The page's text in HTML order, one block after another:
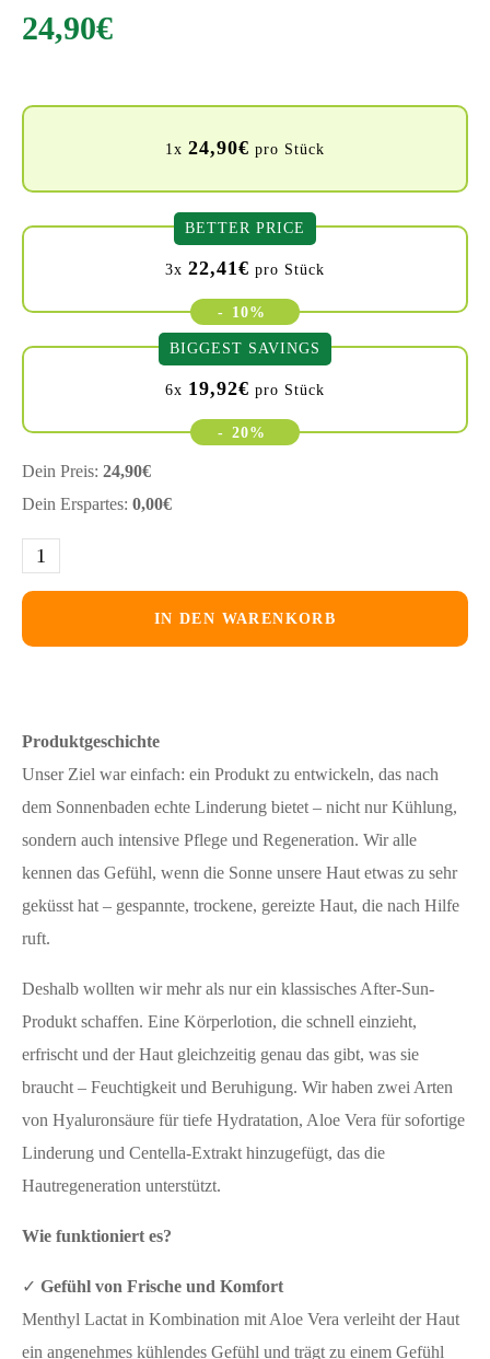
24,90€
1x 24,90€ pro Stück
3x 22,41 € pro Stück
- 10%
BETTER PRICE
6x 19,92€ pro Stück
- 20%
BIGGEST SAVINGS
Dein Preis: 24,90€
Dein Erspartes: 0,00€
IN DEN WARENKORB
Produktgeschichte
Unser Ziel war einfach: ein Produkt zu entwickeln, das nach
dem Sonnenbaden echte Linderung bietet – nicht nur Kühlung,
sondern auch intensive Pflege und Regeneration. Wir alle
kennen das Gefühl, wenn die Sonne unsere Haut etwas zu sehr
geküsst hat – gespannte, trockene, gereizte Haut, die nach Hilfe
ruft.
Deshalb wollten wir mehr als nur ein klassisches After-Sun-
Produkt schaffen. Eine Körperlotion, die schnell einzieht,
erfrischt und der Haut gleichzeitig genau das gibt, was sie
braucht – Feuchtigkeit und Beruhigung. Wir haben zwei Arten
von Hyaluronsäure für tiefe Hydratation, Aloe Vera für sofortige
Linderung und Centella-Extrakt hinzugefügt, das die
Hautregeneration unterstützt.
Wie funktioniert es?
✓ Gefühl von Frische und Komfort
Menthyl Lactat in Kombination mit Aloe Vera verleiht der Haut
ein angenehmes kühlendes Gefühl und trägt zu einem Gefühl